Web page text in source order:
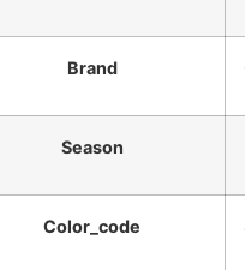
Brand
Season
Color_code